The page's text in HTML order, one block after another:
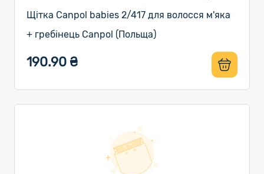
Щiтка Canpol babies 2/417 для волосся м'яка
+ гребінець Canpol (Польща)
190.90 ₴